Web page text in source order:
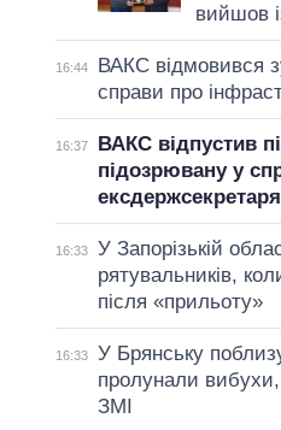
вийшов
16:44
ВАКС відмовився
справи про
16:37
ВАКС відпустив
підозрювану у
16:33
У Запорізькій
рятувальників,
після «прильоту»
16:33
У Брянську
пролунали
ЗМІ